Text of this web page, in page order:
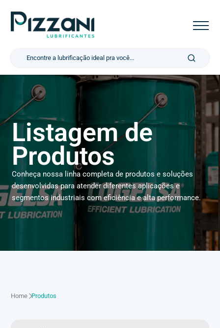
Listagem de
Produtos
Conheça nossa linha completa de produtos e soluções
desenvolvidas para atender diferentes aplicações e
segmentos industriais com eficiência e alta performance.
Home Produtos